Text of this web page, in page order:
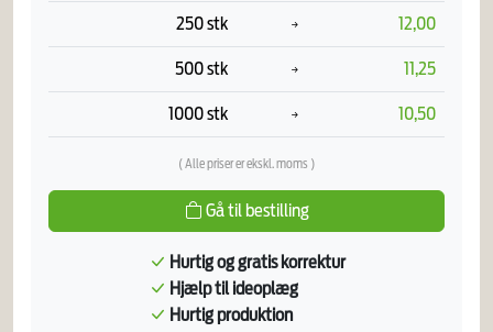
250 stk 12,00
500 stk 11,25
1000 stk 10,50
( Alle priser er ekskl. moms )
Gå til bestilling
Hurtig og gratis korrektur
Hjælp til ideoplæg
Hurtig produktion